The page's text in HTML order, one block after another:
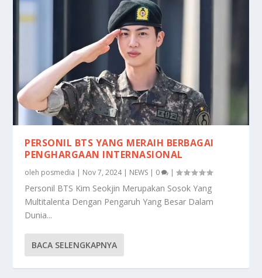
PERSONIL BTS YANG MERAIH BERBAGAI
PENGHARGAAN INTERNASIONAL
oleh posmedia | Nov 7, 2024| NEWS | 0 |
Personil BTS Kim Seokjin Merupakan Sosok Yang
Multitalenta Dengan Pengaruh Yang Besar Dalam
Dunia...
BACA SELENGKAPNYA